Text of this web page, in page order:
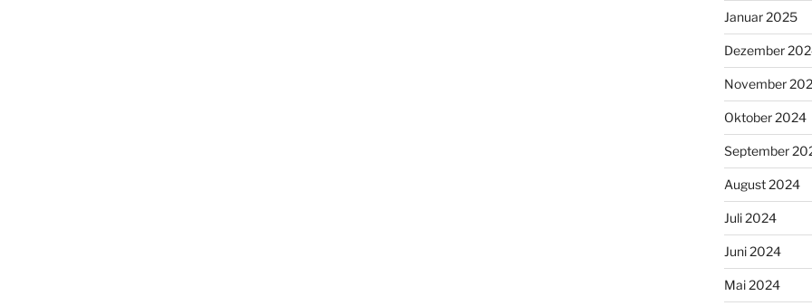
Januar 2025
Dezember
November
Oktober 2024
September
August 2024
Juli 2024
Juni 2024
Mai 2024